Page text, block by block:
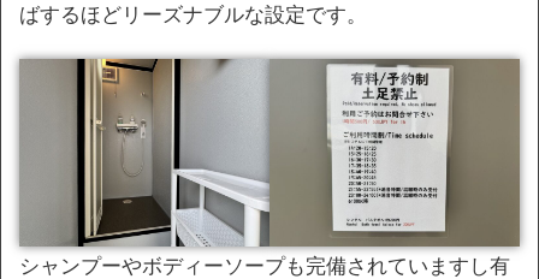
ばするほどリーズナブルな設定です。
シャンプーやボディーソープも完備されていますし有